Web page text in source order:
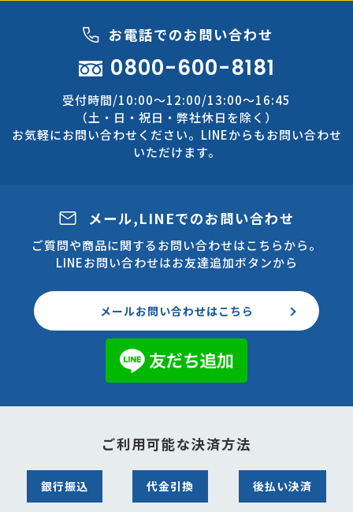
お電話でのお問い合わせ
0800-600-8181
受付時間/10:00～12:00/13:00～16:45
（土・日・祝日・弊社休日を除く）
お気軽にお問い合わせください。LINEからもお問い合わせ
いただけます。
メール,LINEでのお問い合わせ
ご質問や商品に関するお問い合わせはこちらから。
LINEお問い合わせはお友達追加ボタンから
メールお問い合わせはこちら
ご利用可能な決済方法
銀行振込 代金引換 後払い決済